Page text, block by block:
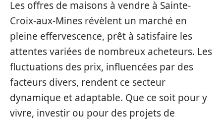
Les offres de maisons à vendre à Sainte-
Croix-aux-Mines révèlent un marché en
pleine effervescence, prêt à satisfaire les
attentes variées de nombreux acheteurs. Les
fluctuations des prix, influencées par des
facteurs divers, rendent ce secteur
dynamique et adaptable. Que ce soit pour y
vivre, investir ou pour des projets de